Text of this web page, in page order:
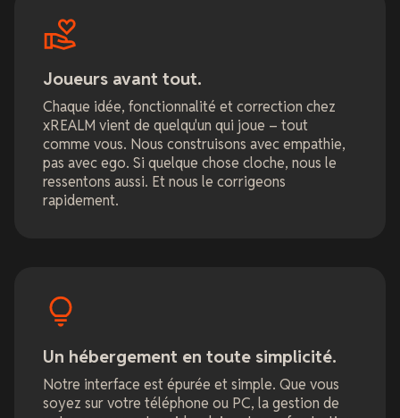
Joueurs avant tout.
Chaque idée, fonctionnalité et correction chez
xREALM vient de quelqu'un qui joue – tout
comme vous. Nous construisons avec empathie,
pas avec ego. Si quelque chose cloche, nous le
ressentons aussi. Et nous le corrigeons
rapidement.
Un hébergement en toute simplicité.
Notre interface est épurée et simple. Que vous
soyez sur votre téléphone ou PC, la gestion de